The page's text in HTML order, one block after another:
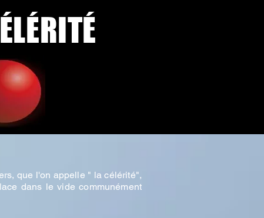
que l'on appelle " la célérité",
dans le vide communément